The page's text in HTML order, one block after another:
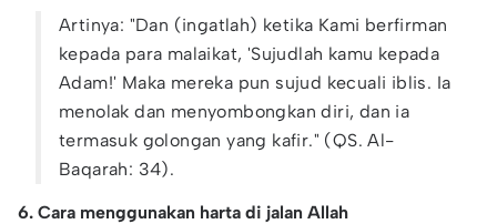
Artinya: "Dan (ingatlah) ketika Kami berfirman
kepada para malaikat, 'Sujudlah kamu kepada
Adam!' Maka mereka pun sujud kecuali iblis. Ia
menolak dan menyombongkan diri, dan ia
termasuk golongan yang kafir." (QS. Al-
Baqarah: 34).
6. Cara menggunakan harta di jalan Allah